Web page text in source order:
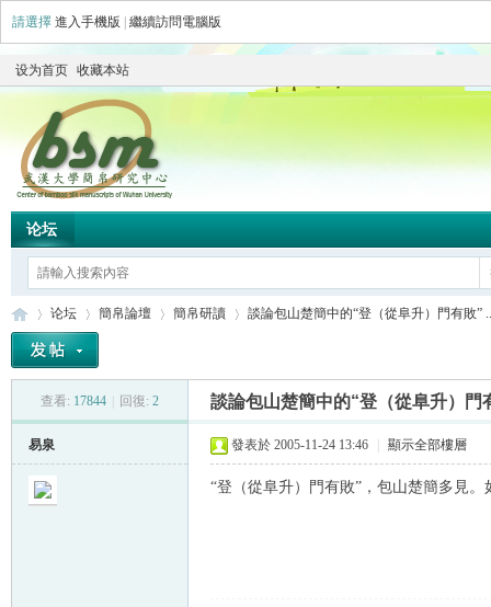
請選擇 進入手機版 繼續訪問電腦版
设为首页 收藏本站
论坛
论坛
›
簡帛論壇
›
簡帛研讀
›
談論包山楚簡中的“登（從阜升）門有敗”
查看: 17844 回復: 2 談論包山楚簡中的“登（從阜升）門
易泉 發表於 2005-11-24 13:46 顯示全部樓層
“登（從阜升）門有敗”，包山楚簡多見